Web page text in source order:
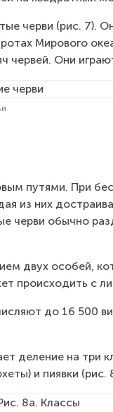
черви (рис. 7).
Ми­ро­во­го
чер­вей. Они
пу­тя­ми. При
из них
черви обыч­но
двух осо­бей,
про­ис­хо­дить с
до 16 500
де­ле­ние на три
и пи­яв­ки (рис.